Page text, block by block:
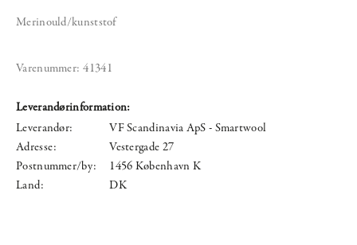
Merinould/kunststof
Varenummer: 41341
Leverandørinformation:
Leverandør:
VF Scandinavia ApS - Smartwool
Adresse:
Vestergade 27
Postnummer/by:
1456 København K
Land:
DK